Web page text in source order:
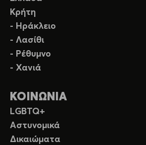
Κρήτη
- Ηράκλειο
- Λασίθι
- Ρέθυμνο
- Χανιά
ΚΟΙΝΩΝΙΑ
LGBTQ+
Αστυνομικά
Δικαιώματα